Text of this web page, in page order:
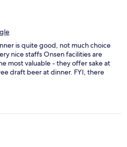
is quite good, not much choice
nice staffs Onsen facilities are
most valuable - they offer sake at
draft beer at dinner. FYI, there